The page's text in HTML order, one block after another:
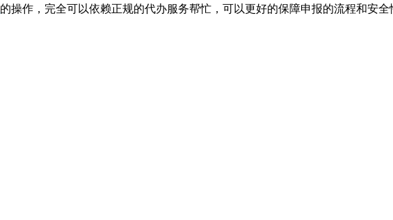
的操作，完全可以依赖正规的代办服务帮忙，可以更好的保障申报的流程和安